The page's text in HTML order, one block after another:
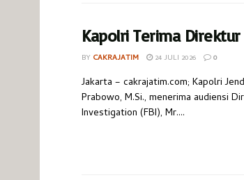
Kapolri Terima Direktur
BY CAKRAJATIM 24 JULI 2026 0
Jakarta – cakrajatim.com; Kapolri
Prabowo, M.Si., menerima audiensi
Investigation (FBI), Mr....